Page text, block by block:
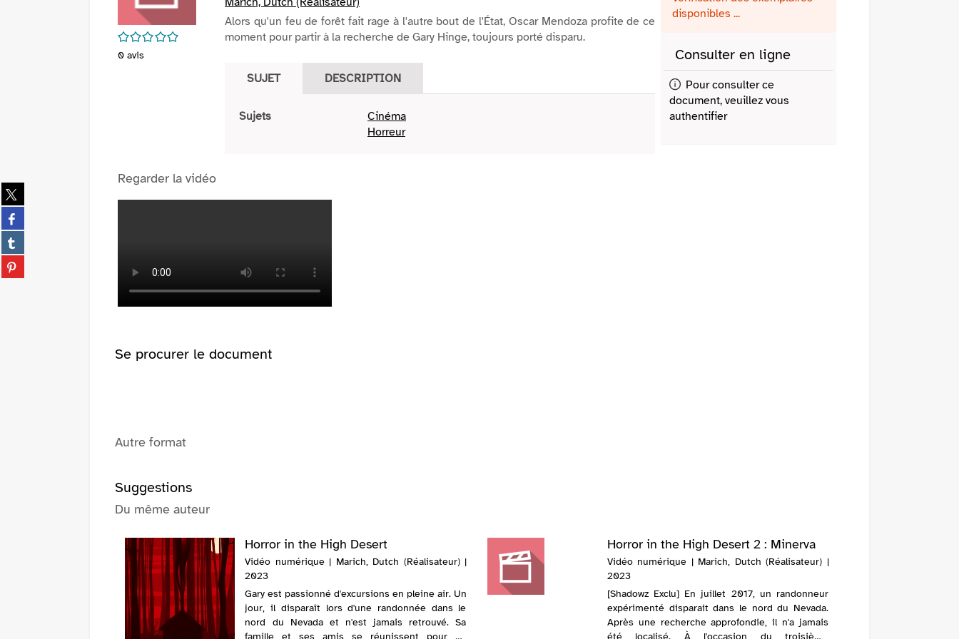
Partager
sur
twitter
(Nouvelle
fenêtre)
Partager
sur
facebook
(Nouvelle
fenêtre)
Partager
sur
tumblr
Partager
sur
/5
0 avis
Alors qu'un feu de forêt fait rage à l'autre bout de l'État, Oscar Mendoza profite de ce
moment pour partir à la recherche de Gary Hinge, toujours porté disparu.
SUJET DESCRIPTION
Sujets
Cinéma
Horreur
Regarder la vidéo
disponibles ...
Consulter en ligne
Pour consulter ce
document, veuillez vous
authentifier
Se procurer le document
Autre format
Suggestions
Du même auteur
Horror in the High Desert
Vidéo numérique | Marich, Dutch (Réalisateur) |
2023
Gary est passionné d'excursions en pleine air. Un
jour, il disparaît lors d'une randonnée dans le
nord du Nevada et n'est jamais retrouvé. Sa
Horror in the High Desert 2 : Minerva
Vidéo numérique | Marich, Dutch (Réalisateur) |
2023
[Shadowz Exclu] En juillet 2017, un randonneur
expérimenté disparait dans le nord du Nevada.
Après une recherche approfondie, il n'a jamais